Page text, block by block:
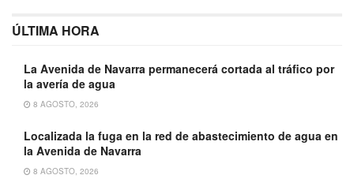
ÚLTIMA HORA
La Avenida de Navarra permanecerá cortada al tráfico por
la avería de agua
8 AGOSTO, 2026
Localizada la fuga en la red de abastecimiento de agua en
la Avenida de Navarra
8 AGOSTO, 2026